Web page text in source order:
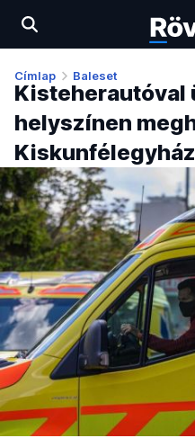
Címlap Baleset
Kisteherautóval
helyszínen